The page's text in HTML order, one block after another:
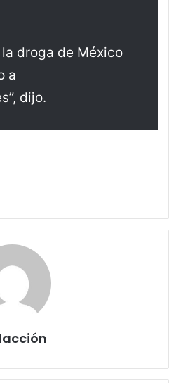
droga de México
a
dijo.